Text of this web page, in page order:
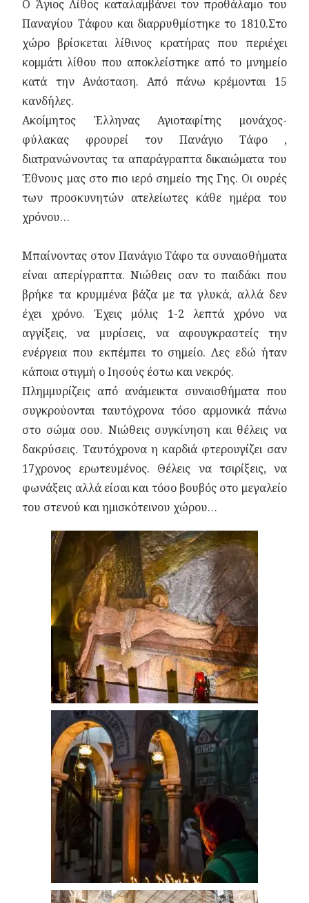
Ο Άγιος Λίθος καταλαμβάνει τον προθάλαμο του
Παναγίου Τάφου και διαρρυθμίστηκε το 1810.Στο
χώρο βρίσκεται λίθινος κρατήρας που περιέχει
κομμάτι λίθου που αποκλείστηκε από το μνημείο
κατά την Ανάσταση. Από πάνω κρέμονται 15
κανδήλες.
Ακοίμητος Έλληνας Αγιοταφίτης μονάχος-
φύλακας φρουρεί τον Πανάγιο Τάφο ,
διατρανώνοντας τα απαράγραπτα δικαιώματα του
Έθνους μας στο πιο ιερό σημείο της Γης. Οι ουρές
των προσκυνητών ατελείωτες κάθε ημέρα του
χρόνου…
Μπαίνοντας στον Πανάγιο Τάφο τα συναισθήματα
είναι απερίγραπτα. Νιώθεις σαν το παιδάκι που
βρήκε τα κρυμμένα βάζα με τα γλυκά, αλλά δεν
έχει χρόνο. Έχεις μόλις 1-2 λεπτά χρόνο να
αγγίξεις, να μυρίσεις, να αφουγκραστείς την
ενέργεια που εκπέμπει το σημείο. Λες εδώ ήταν
κάποια στιγμή ο Ιησούς έστω και νεκρός.
Πλημμυρίζεις από ανάμεικτα συναισθήματα που
συγκρούονται ταυτόχρονα τόσο αρμονικά πάνω
στο σώμα σου. Νιώθεις συγκίνηση και θέλεις να
δακρύσεις. Ταυτόχρονα η καρδιά φτερουγίζει σαν
17χρονος ερωτευμένος. Θέλεις να τσιρίξεις, να
φωνάξεις αλλά είσαι και τόσο βουβός στο μεγαλείο
του στενού και ημισκότεινου χώρου…